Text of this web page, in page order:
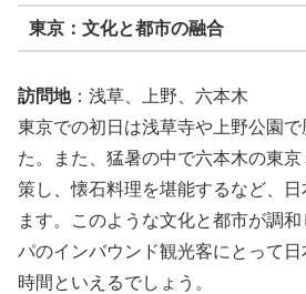
東京：文化と都市の融合
訪問地：浅草、上野、六本木
東京での初日は浅草寺や上野公園
た。また、猛暑の中で六本木の東
策し、懐石料理を堪能するなど、
ます。このような文化と都市が調
パのインバウンド観光客にとって
時間といえるでしょう。